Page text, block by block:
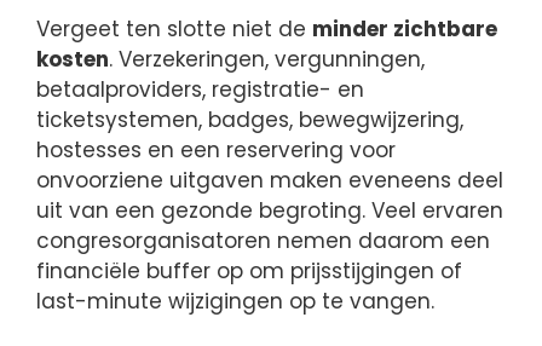
Vergeet ten slotte niet de minder zichtbare
kosten. Verzekeringen, vergunningen,
betaalproviders, registratie- en
ticketsystemen, badges, bewegwijzering,
hostesses en een reservering voor
onvoorziene uitgaven maken eveneens deel
uit van een gezonde begroting. Veel ervaren
congresorganisatoren nemen daarom een
financiële buffer op om prijsstijgingen of
last-minute wijzigingen op te vangen.